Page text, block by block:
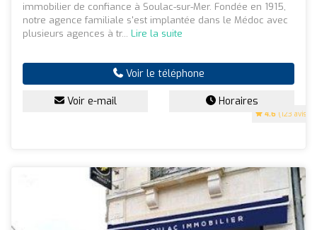
4.6 (123 avis)
immobilier de confiance à Soulac-sur-Mer. Fondée en 1915,
notre agence familiale s'est implantée dans le Médoc avec
plusieurs agences à tr... Lire la suite
Voir le téléphone
Voir e-mail Horaires